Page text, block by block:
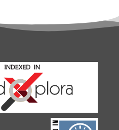
and for its stakeholders.